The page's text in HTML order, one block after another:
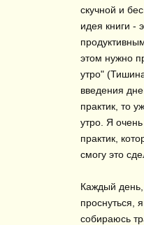
скучной и
идея книги -
этом нужно
утро"
введения
практик, то
утро. Я
практик,
смогу это
Каждый день,
проснуться,
собираюсь